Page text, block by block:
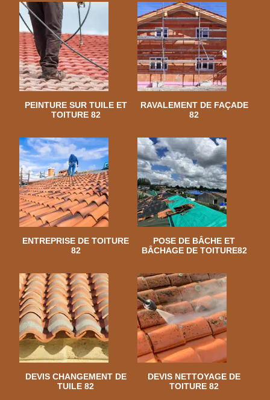
PEINTURE SUR TUILE ET
TOITURE 82
RAVALEMENT DE FAÇADE
82
ENTREPRISE DE TOITURE
82
POSE DE BÂCHE ET
BÂCHAGE DE TOITURE82
DEVIS CHANGEMENT DE
TUILE 82
DEVIS NETTOYAGE DE
TOITURE 82